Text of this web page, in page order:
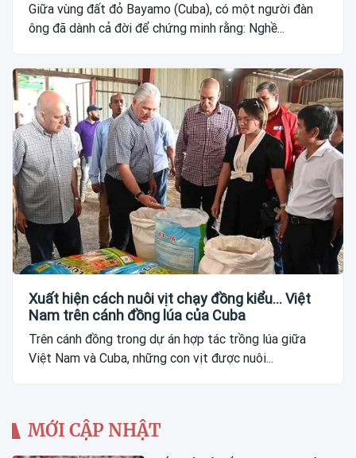
Giữa vùng đất đỏ Bayamo (Cuba), có một người đàn
ông đã dành cả đời để chứng minh rằng: Nghề...
Xuất hiện cách nuôi vịt chạy đồng kiểu... Việt
Nam trên cánh đồng lúa của Cuba
Trên cánh đồng trong dự án hợp tác trồng lúa giữa
Việt Nam và Cuba, những con vịt được nuôi...
MỚI CẬP NHẬT